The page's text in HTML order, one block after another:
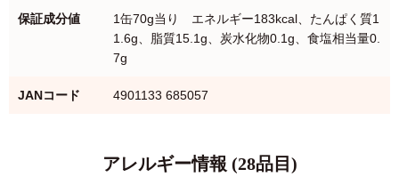
保証成分値
1缶70g当り エネルギー183kcal、たんぱく質1
1.6g、脂質15.1g、炭水化物0.1g、食塩相当量0.
7g
JANコード 4901133 685057
アレルギー情報 (28品目)